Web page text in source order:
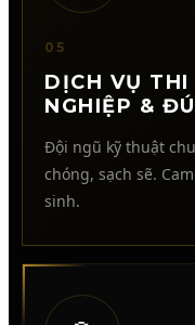
05
DỊCH VỤ THI
NGHIỆP &
Đội ngũ kỹ thuật
chóng, sạch sẽ.
sinh.